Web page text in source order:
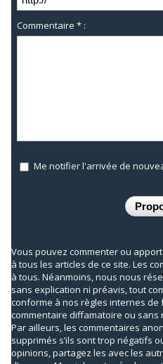
Commentaire * :
Me notifier l'arrivée de
Vous pouvez commenter ou
à tous les articles de ce site. Les
à tous. Néanmoins, nous nous
sans explication ni préavis, tout
conforme à nos règles internes
commentaire diffamatoire ou sans
Par ailleurs, les commentaires
supprimés s’ils sont trop négatifs
opinions, partagez les avec les